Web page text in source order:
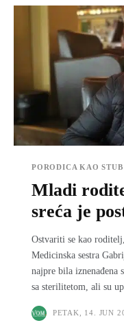
PORODICA KAO
Mladi
sreća je
Ostvariti se kao
Medicinska sestra
najpre bila iznenađena
sa sterilitetom, ali su
PETAK, 14. JUN